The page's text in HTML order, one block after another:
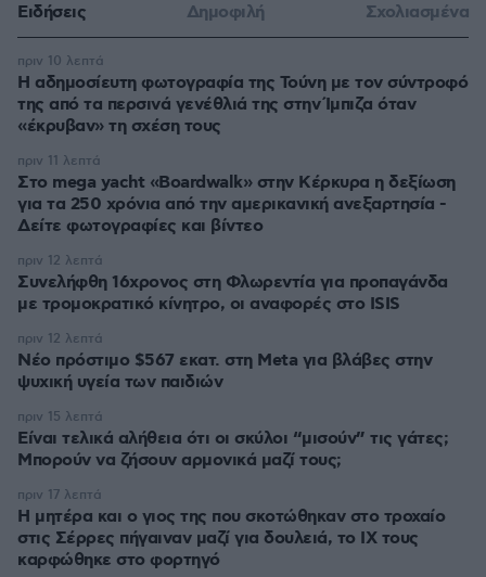
Ειδήσεις Δημοφιλή Σχολιασμένα
Η αδημοσίευτη φωτογραφία της Τούνη με τον σύντροφό
της από τα περσινά γενέθλιά της στην Ίμπιζα όταν
«έκρυβαν» τη σχέση τους
πριν 10 λεπτά
Στο mega yacht «Boardwalk» στην Κέρκυρα η δεξίωση
για τα 250 χρόνια από την αμερικανική ανεξαρτησία -
Δείτε φωτογραφίες και βίντεο
πριν 11 λεπτά
Συνελήφθη 16χρονος στη Φλωρεντία για προπαγάνδα
με τρομοκρατικό κίνητρο, οι αναφορές στο ISIS
πριν 12 λεπτά
Νέο πρόστιμο $567 εκατ. στη Meta για βλάβες στην
ψυχική υγεία των παιδιών
πριν 12 λεπτά
Είναι τελικά αλήθεια ότι οι σκύλοι “μισούν” τις γάτες;
Μπορούν να ζήσουν αρμονικά μαζί τους;
πριν 15 λεπτά
Η μητέρα και ο γιος της που σκοτώθηκαν στο τροχαίο
στις Σέρρες πήγαιναν μαζί για δουλειά, το ΙΧ τους
καρφώθηκε στο φορτηγό
πριν 17 λεπτά